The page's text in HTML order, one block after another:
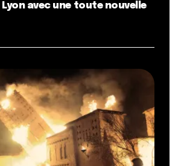
avec une toute nouvelle